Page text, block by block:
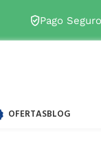
disponibles →
Pago
OFERTASBLOG